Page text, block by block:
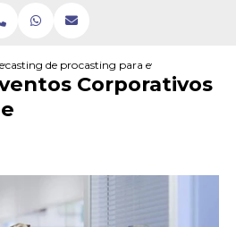
casting de promotores para supermercados
casting para eventos
Corporativos